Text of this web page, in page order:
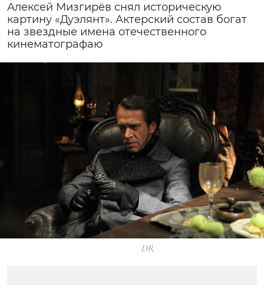
Алексей Мизгирёв снял историческую
картину «Дуэлянт». Актерский состав богат
на звездные имена отечественного
кинематографаю
DR